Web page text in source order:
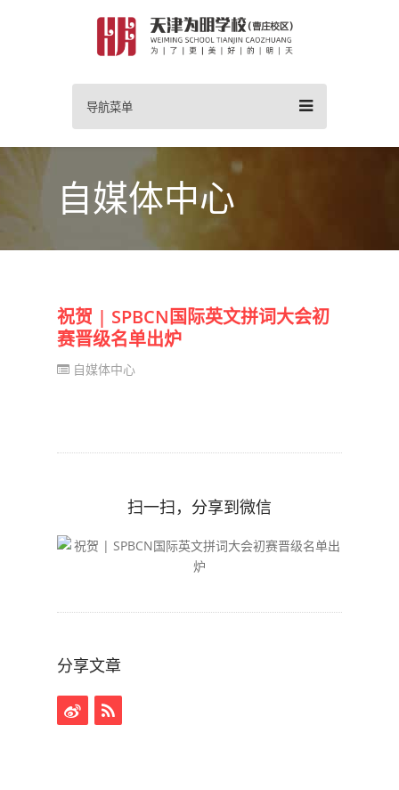
导航菜单
自媒体中心
祝贺 | SPBCN国际英文拼词大会初
赛晋级名单出炉
自媒体中心
扫一扫，分享到微信
分享文章